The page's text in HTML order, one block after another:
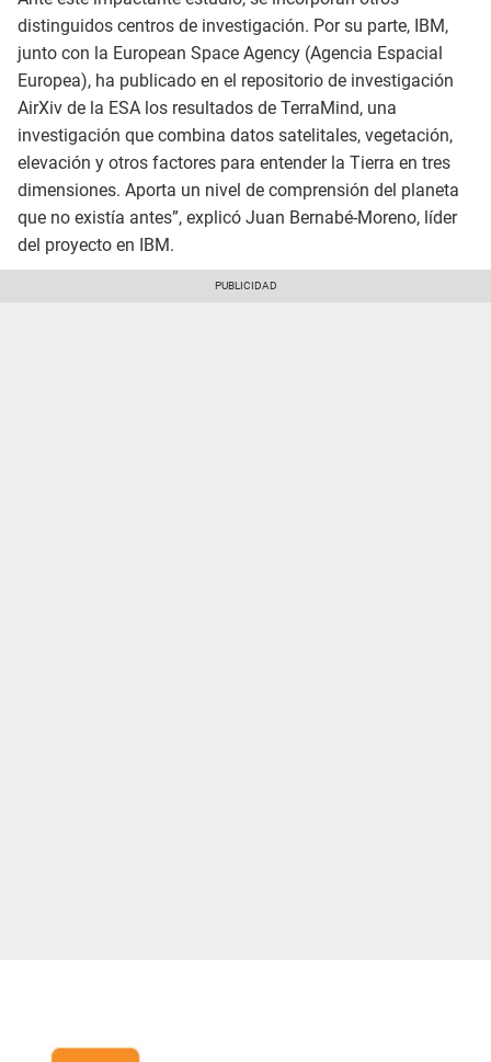
distinguidos centros de investigación. Por su parte, IBM,
junto con la European Space Agency (Agencia Espacial
Europea), ha publicado en el repositorio de investigación
AirXiv de la ESA los resultados de TerraMind, una
investigación que combina datos satelitales, vegetación,
elevación y otros factores para entender la Tierra en tres
dimensiones. Aporta un nivel de comprensión del planeta
que no existía antes”, explicó Juan Bernabé-Moreno, líder
del proyecto en IBM.